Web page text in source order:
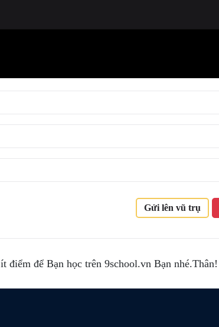
Gửi lên vũ trụ
điểm để Bạn học trên 9school.vn Bạn nhé.Thân!